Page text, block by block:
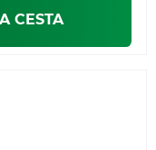
CESTA